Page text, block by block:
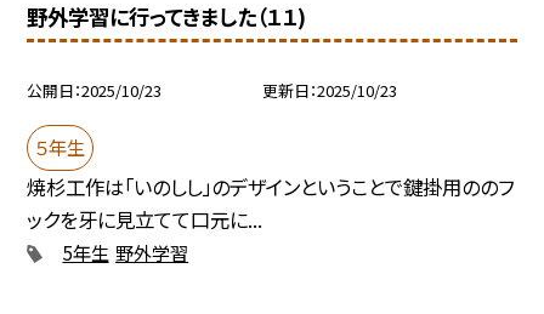
野外学習に行ってきました（１１)
公開日 2025/10/23 更新日 2025/10/23
５年生
焼杉工作は「いのしし」のデザインということで鍵掛用ののフ
ックを牙に見立てて口元に...
5年生 野外学習